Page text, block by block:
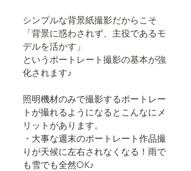
シンプルな背景紙撮影だからこそ
「背景に惑わされず、主役であるモ
デルを活かす」
というポートレート撮影の基本が強
化されます♪
照明機材のみで撮影するポートレー
トが撮れるようになるとこんなにメ
リットがあります。
・大事な週末のポートレート作品撮
りが天候に左右されなくなる！雨で
も雪でも全然OK♪